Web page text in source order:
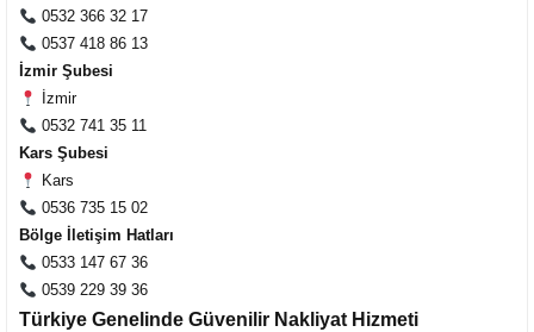
0532 366 32 17
0537 418 86 13
İzmir Şubesi
İzmir
0532 741 35 11
Kars Şubesi
Kars
0536 735 15 02
Bölge İletişim Hatları
0533 147 67 36
0539 229 39 36
Türkiye Genelinde Güvenilir Nakliyat Hizmeti